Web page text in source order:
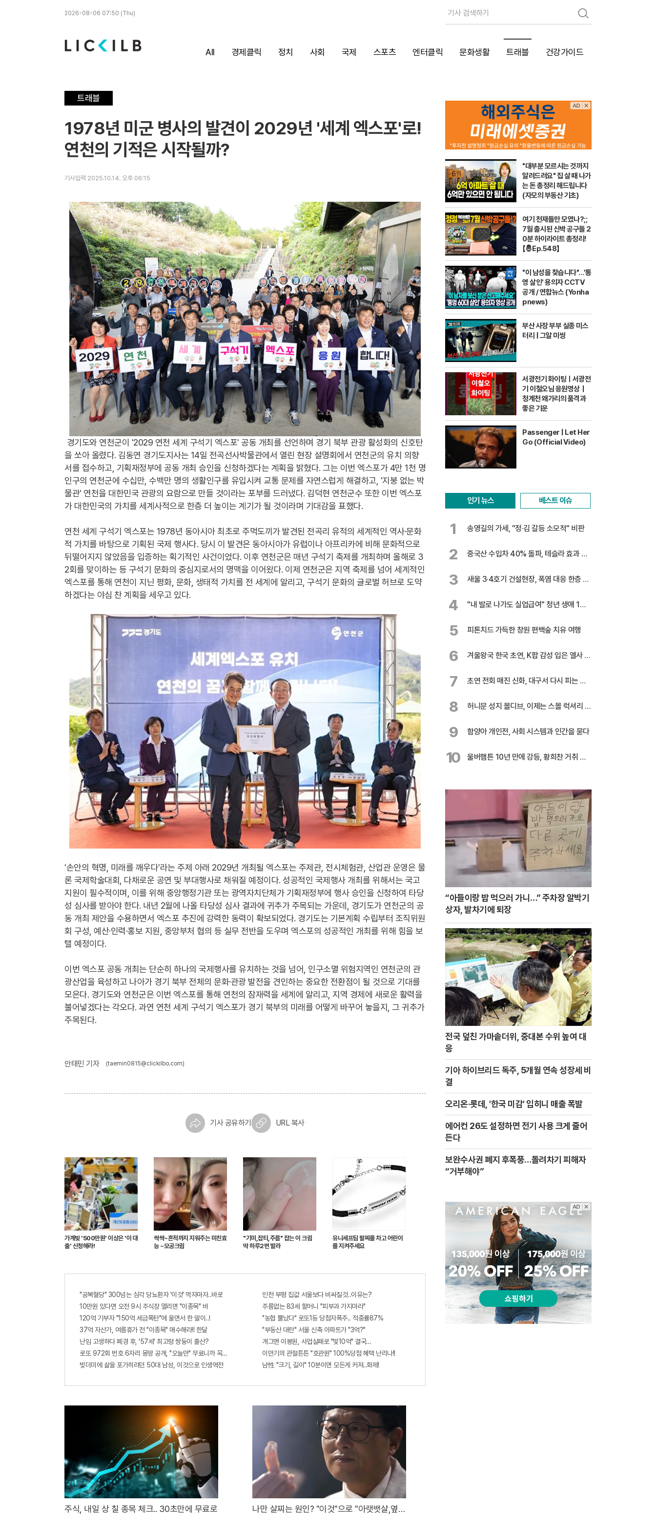
검
색
2026-08-06 07:50 (Thu)
All 경제클릭 정치 사회 국제 스포츠 엔터클릭 문화생활 트래블 건강가이드
트래블
1978년 미군 병사의 발견이 2029년 '세계 엑스포'로!
연천의 기적은 시작될까?
기사입력 2025.10.14. 오후 06:15
경기도와 연천군이 '2029 연천 세계 구석기 엑스포' 공동 개최를 선언하며 경기 북부 관광 활성화의 신호탄
을 쏘아 올렸다. 김동연 경기도지사는 14일 전곡선사박물관에서 열린 현장 설명회에서 연천군의 유치 의향
서를 접수하고, 기획재정부에 공동 개최 승인을 신청하겠다는 계획을 밝혔다. 그는 이번 엑스포가 4만 1천 명
인구의 연천군에 수십만, 수백만 명의 생활인구를 유입시켜 교통 문제를 자연스럽게 해결하고, '지붕 없는 박
물관' 연천을 대한민국 관광의 요람으로 만들 것이라는 포부를 드러냈다. 김덕현 연천군수 또한 이번 엑스포
가 대한민국의 가치를 세계사적으로 한층 더 높이는 계기가 될 것이라며 기대감을 표했다.
연천 세계 구석기 엑스포는 1978년 동아시아 최초로 주먹도끼가 발견된 전곡리 유적의 세계적인 역사·문화
적 가치를 바탕으로 기획된 국제 행사다. 당시 이 발견은 동아시아가 유럽이나 아프리카에 비해 문화적으로
뒤떨어지지 않았음을 입증하는 획기적인 사건이었다. 이후 연천군은 매년 구석기 축제를 개최하며 올해로 3
2회를 맞이하는 등 구석기 문화의 중심지로서의 명맥을 이어왔다. 이제 연천군은 지역 축제를 넘어 세계적인
엑스포를 통해 연천이 지닌 평화, 문화, 생태적 가치를 전 세계에 알리고, 구석기 문화의 글로벌 허브로 도약
하겠다는 야심 찬 계획을 세우고 있다.
'손안의 혁명, 미래를 깨우다'라는 주제 아래 2029년 개최될 엑스포는 주제관, 전시체험관, 산업관 운영은 물
론 국제학술대회, 다채로운 공연 및 부대행사로 채워질 예정이다. 성공적인 국제행사 개최를 위해서는 국고
지원이 필수적이며, 이를 위해 중앙행정기관 또는 광역자치단체가 기획재정부에 행사 승인을 신청하여 타당
성 심사를 받아야 한다. 내년 2월에 나올 타당성 심사 결과에 귀추가 주목되는 가운데, 경기도가 연천군의 공
동 개최 제안을 수용하면서 엑스포 추진에 강력한 동력이 확보되었다. 경기도는 기본계획 수립부터 조직위원
회 구성, 예산·인력·홍보 지원, 중앙부처 협의 등 실무 전반을 도우며 엑스포의 성공적인 개최를 위해 힘을 보
탤 예정이다.
이번 엑스포 공동 개최는 단순히 하나의 국제행사를 유치하는 것을 넘어, 인구소멸 위험지역인 연천군의 관
광산업을 육성하고 나아가 경기 북부 전체의 문화·관광 발전을 견인하는 중요한 전환점이 될 것으로 기대를
모은다. 경기도와 연천군은 이번 엑스포를 통해 연천의 잠재력을 세계에 알리고, 지역 경제에 새로운 활력을
불어넣겠다는 각오다. 과연 연천 세계 구석기 엑스포가 경기 북부의 미래를 어떻게 바꾸어 놓을지, 그 귀추가
주목된다.
안태민 기자 (taemin0815@clickilbo.com)
기사 공유하기 URL 복사
가계빚 '500만원' 이상은 '이 대
출' 신청해라!
싹싹~흔적까지 지워주는 미친효
능 ~모공크림
"기미,잡티,주름" 잡는 이 크림
딱 하루2번 발라
유니세프팀 팔찌를 차고 어린이
를 지켜주세요
"공복혈당" 300넘는 심각 당뇨환자 '이것' 먹자마자..바로
10만원 있다면 오전 9시 주식장 열리면 "이종목" 바
120억 기부자 "150억 세금폭탄"에 울면서 한 말이..!
37억 자산가, 여름휴가 전 "이종목" 매수해라!! 한달
난임 고생하다 폐경 후, '57세' 최고령 쌍둥이 출산?
로또 972회 번호 6자리 몽땅 공개, "오늘만" 무료니까 꼭 오늘 확인하세요.
빚더미에 삶을 포가히려던 50대 남성, 이것으로 인생역전
인천 부평 집값 서울보다 비싸질것..이유는?
주름없는 83세 할머니 "피부과 가지마라"
"농협 뿔났다" 로또1등 당첨자폭주.. 적중률87%
"부동산 대란" 서울 신축 아파트가 "3억?"
개그맨 이봉원, 사업실패로 "빛10억" 결국…
이만기의 관절튼튼 "호관원" 100%당첨 혜택 난리나!!
남性 "크기, 길이" 10분이면 모든게 커져..화제!
주식, 내일 상 칠 종목 체크.. 30초만에 무료로
나만 살찌는 원인? "이것"으로 "아랫뱃살,옆구
"대부분 모르시는 것까지
알려드려요" 집 살 때 나가
는 돈 총정리 해드립니다
(자모의 부동산 기초)
여기 천재들만 모였나?;;
7월 출시된 신박 공구들 2
0분 하이라이트 총정리!
【🤴Ep.548】
"이 남성을 찾습니다"…'통
영 살인' 용의자 CCTV
공개 / 연합뉴스 (Yonha
pnews)
부산 사장 부부 실종 미스
터리 | 그알 미씽
서광전기 화이팅ㅣ서광전
기 이철오님 응원영상｜
청계천 왜가리의 품격과
좋은 기운
Passenger | Let Her
Go (Official Video)
인기 뉴스 베스트 이슈
1 송영길의 가세, "정·김 갈등 소모적" 비판
2 중국산 수입차 40% 돌파, 테슬라 효과 톡
톡
3 새울 3·4호기 건설현장, 폭염 대응 한층 강
4 "내 발로 나가도 실업급여" 청년 생애 1회
지급
5 피톤치드 가득한 창원 편백숲 치유 여행
6 겨울왕국 한국 초연, K팝 감성 입은 엘사 온
7 초연 전회 매진 신화, 대구서 다시 피는 민
들레
8 허니문 성지 몰디브, 이제는 스몰 럭셔리 시
대
9 함양아 개인전, 사회 시스템과 인간을 묻다
10 울버햄튼 10년 만에 강등, 황희찬 거취 불
“아들이랑 밥 먹으러 가니…” 주차장 알박기
상자, 발차기에 퇴장
전국 덮친 가마솥더위, 중대본 수위 높여 대
응
기아 하이브리드 독주, 5개월 연속 성장세 비
결
오리온·롯데, '한국 미감' 입히니 매출 폭발
에어컨 26도 설정하면 전기 사용 크게 줄어
든다
보완수사권 폐지 후폭풍…돌려차기 피해자
“거부해야”